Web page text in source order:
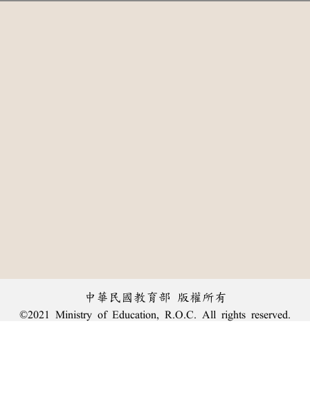
中華民國教育部 版權所有
©2021 Ministry of Education, R.O.C. All rights reserved.